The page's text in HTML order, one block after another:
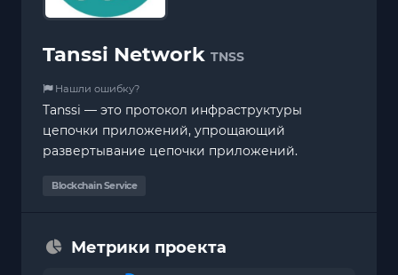
Tanssi Network TNSS
Нашли ошибку?
Tanssi — это протокол инфраструктуры
цепочки приложений, упрощающий
развертывание цепочки приложений.
Blockchain Service
Метрики проекта